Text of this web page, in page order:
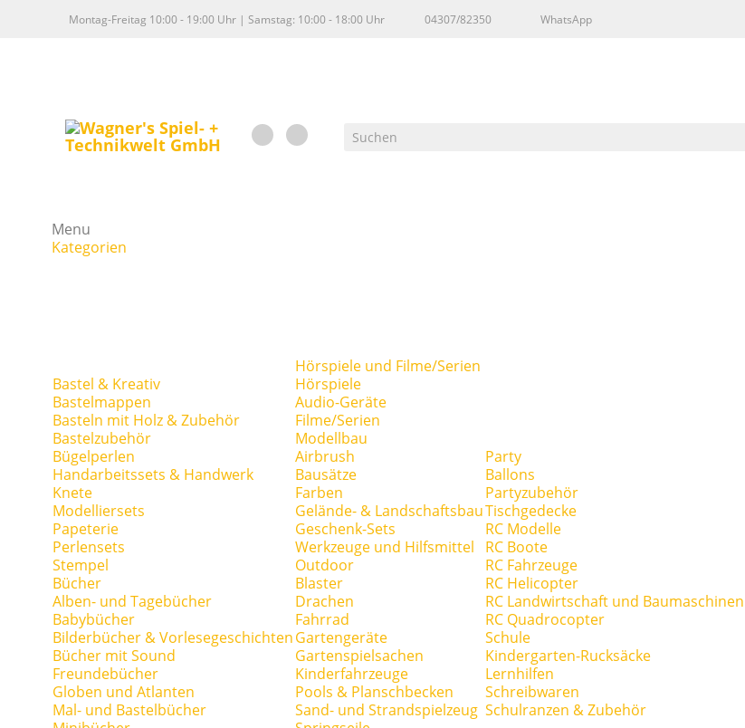
Montag-Freitag 10:00 - 19:00 Uhr | Samstag: 10:00 - 18:00 Uhr 04307/82350 WhatsApp
Menu
Kategorien
Bastel & Kreativ
Bastelmappen
Basteln mit Holz & Zubehör
Bastelzubehör
Bügelperlen
Handarbeitssets & Handwerk
Knete
Modelliersets
Papeterie
Perlensets
Stempel
Bücher
Alben- und Tagebücher
Babybücher
Bilderbücher & Vorlesegeschichten
Bücher mit Sound
Freundebücher
Globen und Atlanten
Mal- und Bastelbücher
Hörspiele und Filme/Serien
Hörspiele
Audio-Geräte
Filme/Serien
Modellbau
Airbrush
Bausätze
Farben
Gelände- & Landschaftsbau
Geschenk-Sets
Werkzeuge und Hilfsmittel
Outdoor
Blaster
Drachen
Fahrrad
Gartengeräte
Gartenspielsachen
Kinderfahrzeuge
Pools & Planschbecken
Sand- und Strandspielzeug
Party
Ballons
Partyzubehör
Tischgedecke
RC Modelle
RC Boote
RC Fahrzeuge
RC Helicopter
RC Landwirtschaft und Baumaschinen
RC Quadrocopter
Schule
Kindergarten-Rucksäcke
Lernhilfen
Schreibwaren
Schulranzen & Zubehör